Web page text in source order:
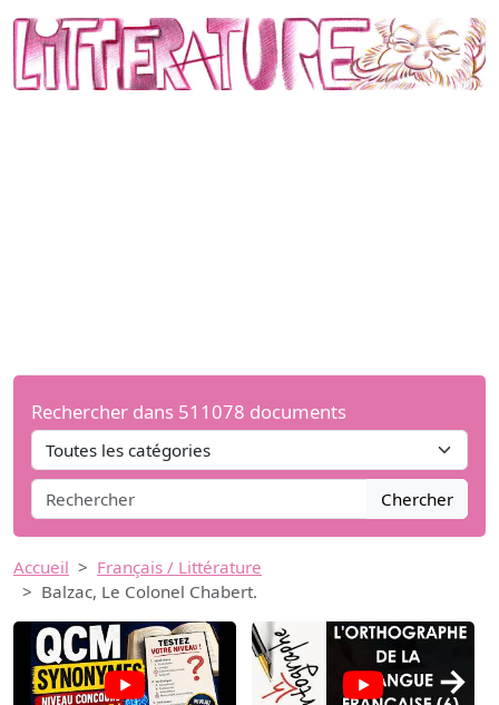
Rechercher dans 511078 documents
Chercher
Accueil
Français / Littérature
Balzac, Le Colonel Chabert.
→